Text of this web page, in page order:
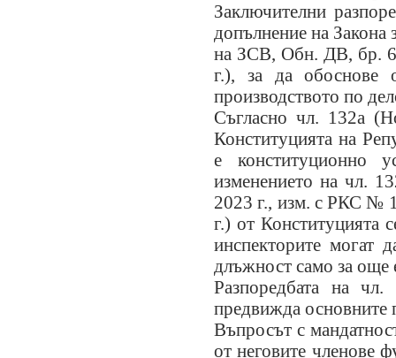
Заключителни
допълнение на
на ЗСВ, Обн. ДВ, бр. 6
г.), за да обоснове
производството по
Съгласно чл. 132а
Конституцията на
е конституционно
изменението на чл.
2023 г., изм. с РКС №
г.) от Конституцията
инспекторите могат
длъжност само за още
Разпоредбата на
предвижда
Въпросът с
от неговите членове